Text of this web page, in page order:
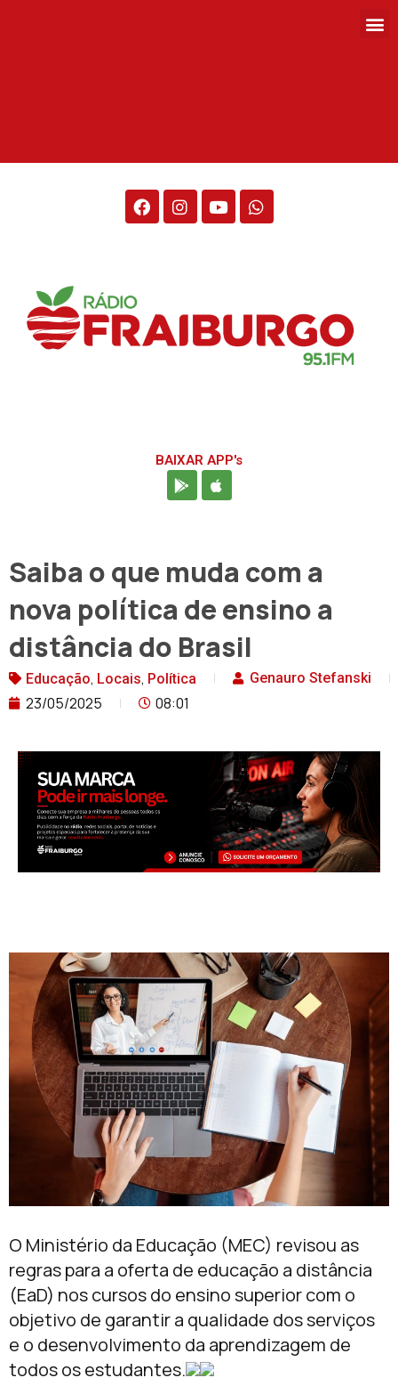
BAIXAR APP's
Saiba o que muda com a
nova política de ensino a
distância do Brasil
Educação, Locais, Política Genauro Stefanski
23/05/2025 08:01
O Ministério da Educação (MEC) revisou as
regras para a oferta de educação a distância
(EaD) nos cursos do ensino superior com o
objetivo de garantir a qualidade dos serviços
e o desenvolvimento da aprendizagem de
todos os estudantes.